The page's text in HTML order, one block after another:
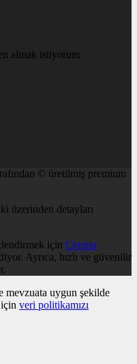
almak istiyorum
© üretilmiş premium
üzerinden detayları
için Cenuta
Ayrıca, hızlı ve güvenilir
mevzuata uygun şekilde
veri politikamızı